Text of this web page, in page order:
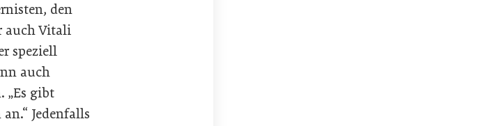
den
auch Vitali
speziell
auch
„Es gibt
Jedenfalls